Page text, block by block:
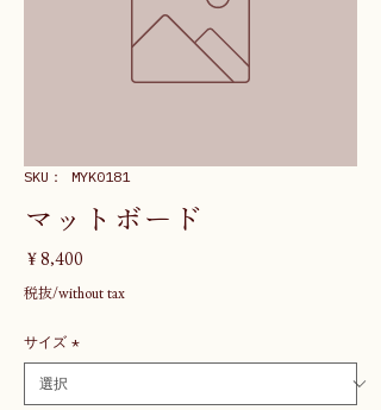
SKU： MYK0181
マットボード
￥8,400
税抜/without tax
サイズ *